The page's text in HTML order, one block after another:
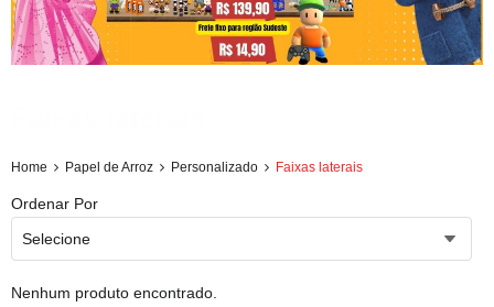
Home Papel de Arroz Personalizado Faixas laterais
Ordenar Por
Selecione
Nenhum produto encontrado.